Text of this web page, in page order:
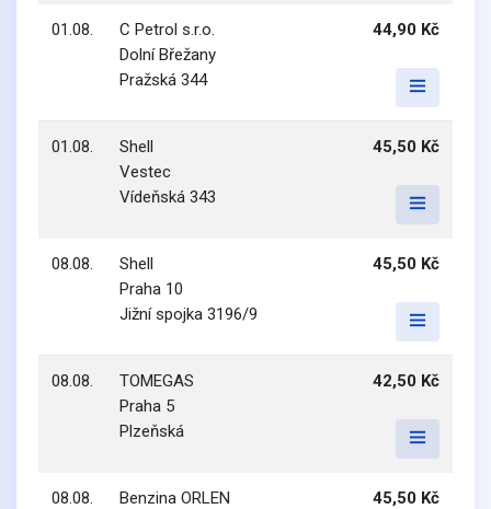
01.08.
C Petrol s.r.o.
Dolní Břežany
Pražská 344
44,90 Kč
01.08.
Shell
Vestec
Vídeňská 343
45,50 Kč
08.08.
Shell
Praha 10
Jižní spojka 3196/9
45,50 Kč
08.08.
TOMEGAS
Praha 5
Plzeňská
42,50 Kč
08.08.
Benzina ORLEN
45,50 Kč